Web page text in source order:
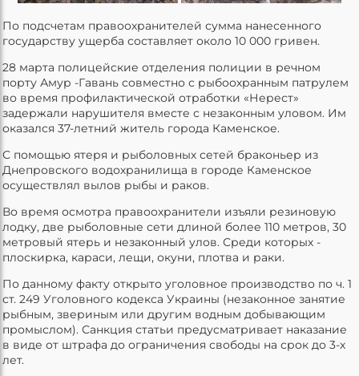
По подсчетам правоохранителей сумма нанесенного
государству ущерба составляет около 10 000 гривен.
28 марта полицейские отделения полиции в речном
порту Амур -Гавань совместно с рыбоохранным патрулем
во время профилактической отработки «Нерест»
задержали нарушителя вместе с незаконным уловом. Им
оказался 37-летний житель города Каменское.
С помощью ятеря и рыболовных сетей браконьер из
Днепровского водохранилища в городе Каменское
осуществлял вылов рыбы и раков.
Во время осмотра правоохранители изъяли резиновую
лодку, две рыболовные сети длиной более 110 метров, 30
метровый ятерь и незаконный улов. Среди которых -
плоскирка, караси, лещи, окуни, плотва и раки.
По данному факту открыто уголовное производство по ч. 1
ст. 249 Уголовного кодекса Украины (незаконное занятие
рыбным, звериным или другим водным добывающим
промыслом). Санкция статьи предусматривает наказание
в виде от штрафа до ограничения свободы на срок до 3-х
лет.